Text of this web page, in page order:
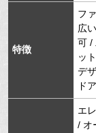
特徴
フ
広
可 /
ッ
デ
ド
エ
/ オ